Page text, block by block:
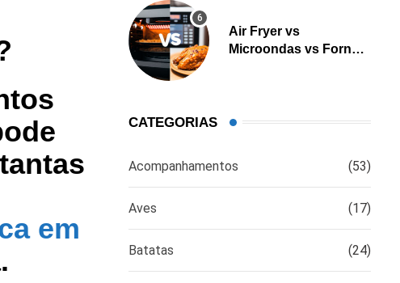
em
Air Fryer vs
Microondas vs Forno:
CATEGORIAS
Acompanhamentos (53)
Aves (17)
Batatas (24)